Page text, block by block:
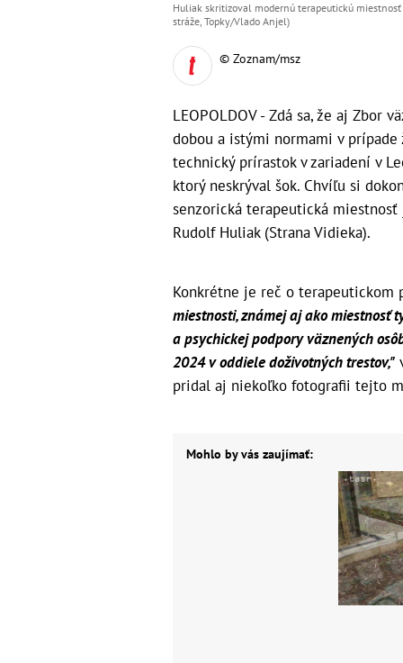
Huliak skritizoval modernú terapeutickú
stráže, Topky/Vlado Anjel)
© Zoznam/msz
LEOPOLDOV - Zdá sa, že aj Zbor
dobou a istými normami v prípade
technický prírastok v zariadení v
ktorý neskrýval šok. Chvíľu si
senzorická terapeutická
Rudolf Huliak (Strana Vidieka).
Konkrétne je reč o terapeutickom
miestnosti, známej aj ako miestnosť
a psychickej podpory väznených
2024 v oddiele doživotných trestov,"
pridal aj niekoľko fotografii tejto
Mohlo by vás zaujímať: